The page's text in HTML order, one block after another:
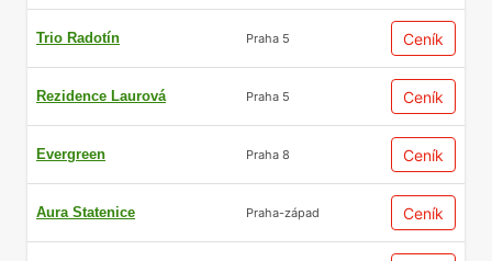
Trio Radotín Praha 5 Ceník
Rezidence Laurová Praha 5 Ceník
Evergreen Praha 8 Ceník
Aura Statenice Praha-západ Ceník